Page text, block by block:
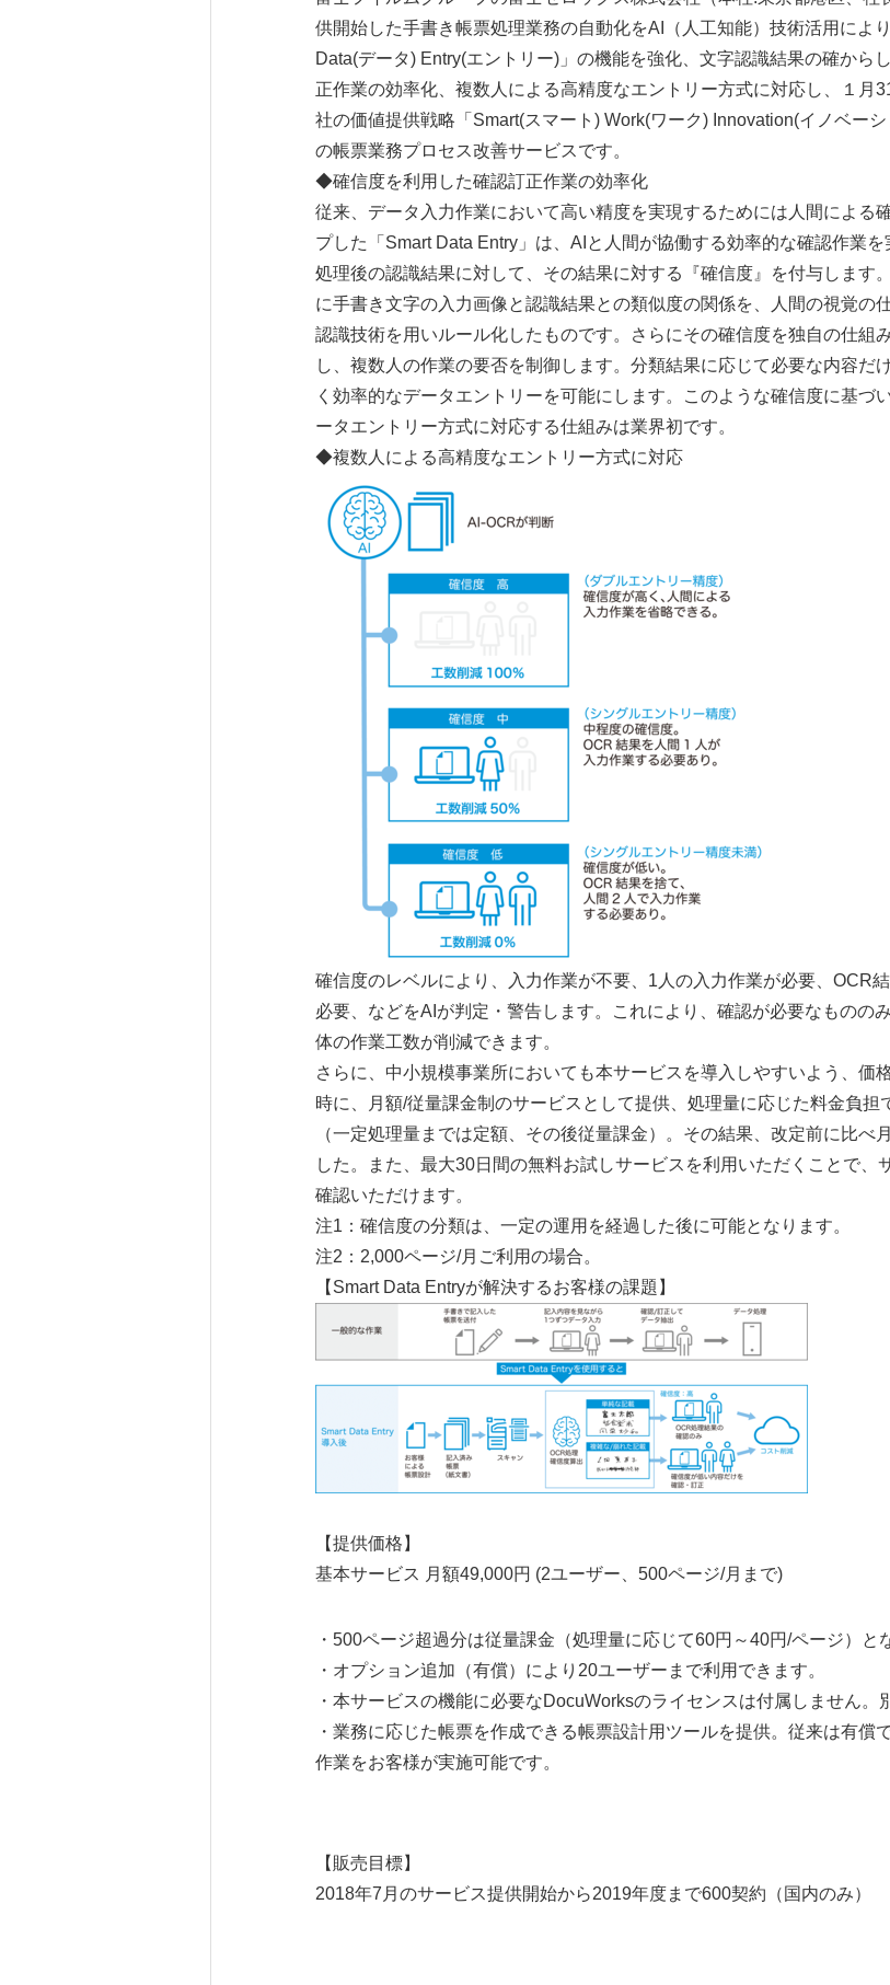
供開始した手書き帳票処理業務の自動化をAI（人工知能）技術活用によ
Data(データ) Entry(エントリー)」の機能を強化、文字認識結果の確から
正作業の効率化、複数人による高精度なエントリー方式に対応し、１月
社の価値提供戦略「Smart(スマート) Work(ワーク) Innovation(イノベー
の帳票業務プロセス改善サービスです。
◆確信度を利用した確認訂正作業の効率化
従来、データ入力作業において高い精度を実現するためには人間による
プした「Smart Data Entry」は、AIと人間が協働する効率的な確認作業
処理後の認識結果に対して、その結果に対する『確信度』を付与します
に手書き文字の入力画像と認識結果との類似度の関係を、人間の視覚の
認識技術を用いルール化したものです。さらにその確信度を独自の仕組
し、複数人の作業の要否を制御します。分類結果に応じて必要な内容だ
く効率的なデータエントリーを可能にします。このような確信度に基づ
ータエントリー方式に対応する仕組みは業界初です。
◆複数人による高精度なエントリー方式に対応
確信度のレベルにより、入力作業が不要、1人の入力作業が必要、OCR
必要、などをAIが判定・警告します。これにより、確認が必要なものの
体の作業工数が削減できます。
さらに、中小規模事業所においても本サービスを導入しやすいよう、価
時に、月額/従量課金制のサービスとして提供、処理量に応じた料金負担
（一定処理量までは定額、その後従量課金）。その結果、改定前に比べ
した。また、最大30日間の無料お試しサービスを利用いただくことで、
確認いただけます。
注1：確信度の分類は、一定の運用を経過した後に可能となります。
注2：2,000ページ/月ご利用の場合。
【Smart Data Entryが解決するお客様の課題】
【提供価格】
基本サービス 月額49,000円 (2ユーザー、500ページ/月まで)
・500ページ超過分は従量課金（処理量に応じて60円～40円/ページ）と
・オプション追加（有償）により20ユーザーまで利用できます。
・本サービスの機能に必要なDocuWorksのライセンスは付属しません。
・業務に応じた帳票を作成できる帳票設計用ツールを提供。従来は有償
作業をお客様が実施可能です。
【販売目標】
2018年7月のサービス提供開始から2019年度まで600契約（国内のみ）
Japanese